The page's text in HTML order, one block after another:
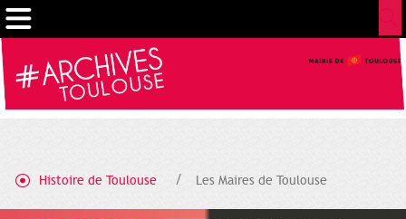
Histoire de Toulouse Les Maires de Toulouse
Gestion de vos préférences sur les cookies